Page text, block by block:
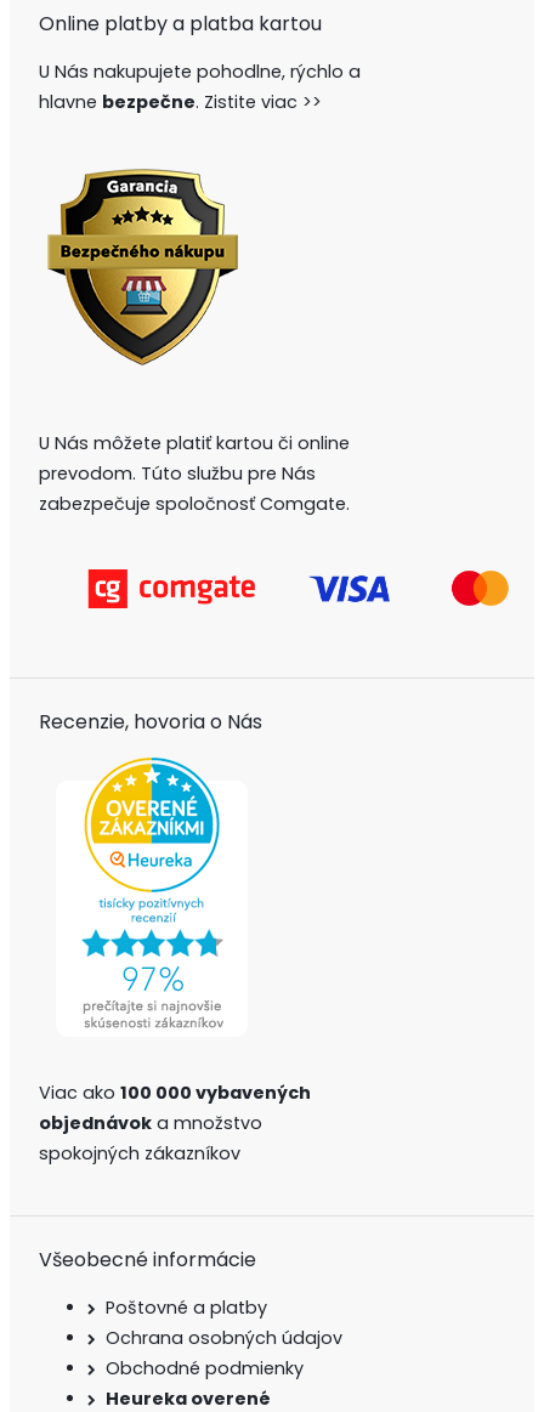
Online platby a platba kartou
U Nás nakupujete pohodlne, rýchlo a
hlavne bezpečne. Zistite viac >>
U Nás môžete platiť kartou či online
prevodom. Túto službu pre Nás
zabezpečuje spoločnosť Comgate.
Recenzie, hovoria o Nás
Viac ako 100 000 vybavených
objednávok a množstvo
spokojných zákazníkov
Všeobecné informácie
Poštovné a platby
Ochrana osobných údajov
Obchodné podmienky
Heureka overené